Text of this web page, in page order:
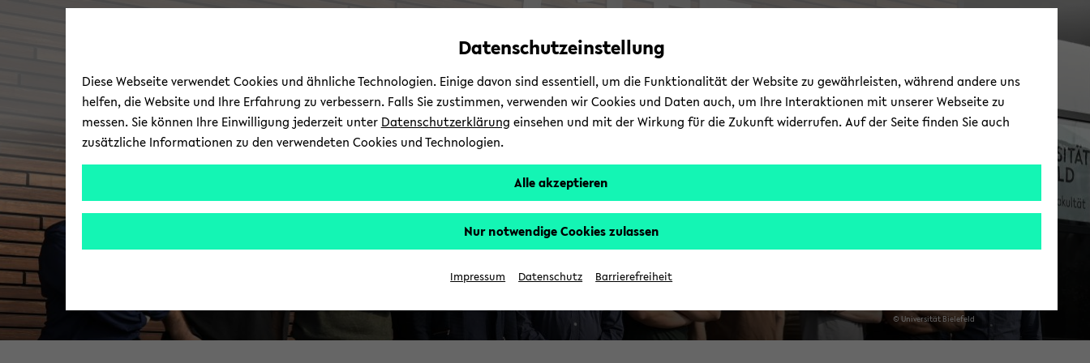
Automatische
vermeiden
zum
wechseln
zum
wechseln
zum
wechseln
© Uni­ver­si­tät Bie­le­feld
Datenschutzeinstellung
Diese Webseite verwendet Cookies und ähnliche Technologien. Einige davon sind essentiell, um die Funktionalität der Website zu gewährleisten, während andere uns
helfen, die Website und Ihre Erfahrung zu verbessern. Falls Sie zustimmen, verwenden wir Cookies und Daten auch, um Ihre Interaktionen mit unserer Webseite zu
messen. Sie können Ihre Einwilligung jederzeit unter Datenschutzerklärung einsehen und mit der Wirkung für die Zukunft widerrufen. Auf der Seite finden Sie auch
zusätzliche Informationen zu den verwendeten Cookies und Technologien.
Alle akzeptieren
Nur notwendige Cookies zulassen
Impressum Datenschutz Barrierefreiheit